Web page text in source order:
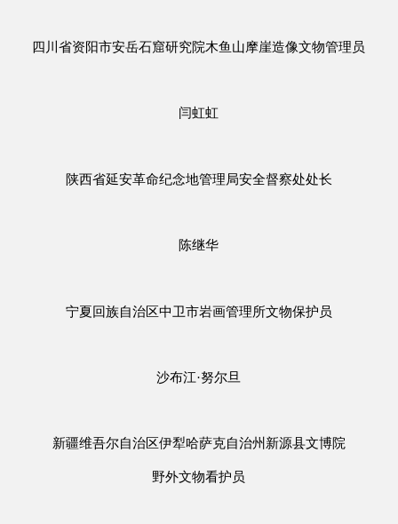
四川省资阳市安岳石窟研究院木鱼山摩崖造像文物管理员
闫虹虹
陕西省延安革命纪念地管理局安全督察处处长
陈继华
宁夏回族自治区中卫市岩画管理所文物保护员
沙布江·努尔旦
新疆维吾尔自治区伊犁哈萨克自治州新源县文博院
野外文物看护员